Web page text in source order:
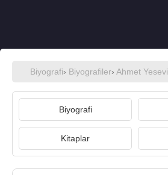
Biyografi› Biyografiler› Ahmet Yesevi
Biyografi
Kitaplar